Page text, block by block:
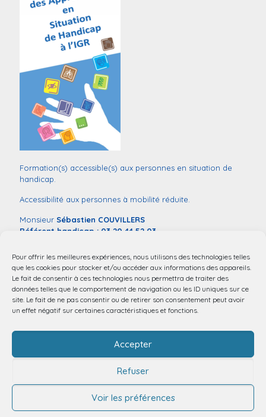
Pour offrir les meilleures expériences, nous utilisons des technologies telles
que les cookies pour stocker et/ou accéder aux informations des appareils.
Le fait de consentir à ces technologies nous permettra de traiter des
données telles que le comportement de navigation ou les ID uniques sur ce
site. Le fait de ne pas consentir ou de retirer son consentement peut avoir
un effet négatif sur certaines caractéristiques et fonctions.
Accepter
Refuser
Voir les préférences
Formation(s) accessible(s) aux personnes en situation de
handicap.
Accessibilité aux personnes à mobilité réduite.
Monsieur Sébastien COUVILLERS
Référent handicap : 03 20 44 52 03
Vous souhaitez déclarer une situation de handicap dans le
contexte de votre entrée en formation,
formulaire
© 2025 Service Communication CHU LILLE |
|Plan du site|Accessibilité : non conforme